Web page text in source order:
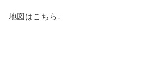
地図はこちら↓